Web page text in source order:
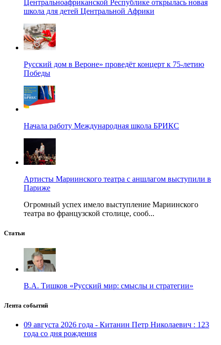
Центральноафриканской Республике открылась новая
школа для детей Центральной Африки
Русский дом в Вероне» проведёт концерт к 75-летию
Победы
Начала работу Международная школа БРИКС
Артисты Мариинского театра с аншлагом выступили в
Париже
Огромный успех имело выступление Мариинского
театра во французской столице, сооб...
Статьи
В.А. Тишков «Русский мир: смыслы и стратегии»
Лента событий
09 августа 2026 года - Китанин Петр Николаевич : 123
года со дня рождения